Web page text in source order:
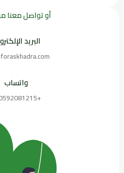
أو تواصل معنا
البريد
واتساب
+970592081215